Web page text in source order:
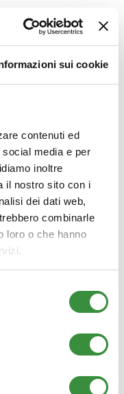
sui cookie
contenuti ed
media e per
inoltre
il nostro sito con i
dei dati web,
combinarle
loro o che hanno
viene utilizzato per
a vista; nel terzo
con un capotto
all'interno dello
controllo numerico di alta
in pannello
costruzione
avviene mediante gru
il seguente materiale in